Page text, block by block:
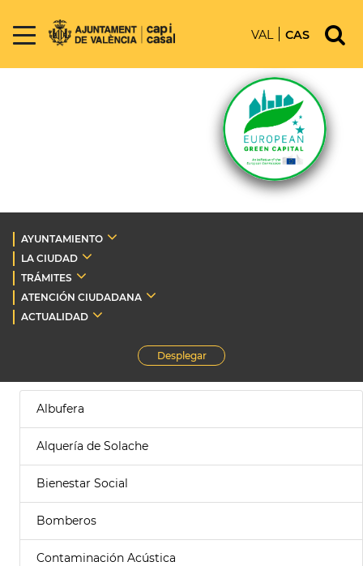
VAL CAS
AYUNTAMIENTO
LA CIUDAD
TRÁMITES
ATENCIÓN CIUDADANA
ACTUALIDAD
Desplegar
Albufera
Alquería de Solache
Bienestar Social
Bomberos
Contaminación Acústica